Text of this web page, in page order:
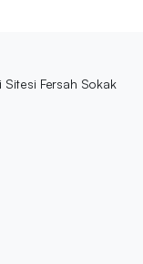
Fersah Sokak